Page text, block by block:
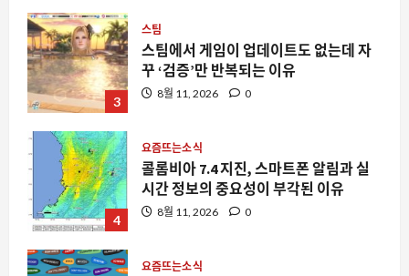
3
스팀
스팀에서 게임이 업데이트도 없는데 자
꾸 ‘검증’만 반복되는 이유
8월 11, 2026 0
4
요즘뜨는소식
콜롬비아 7.4 지진, 스마트폰 알림과 실
시간 정보의 중요성이 부각된 이유
8월 11, 2026 0
요즘뜨는소식